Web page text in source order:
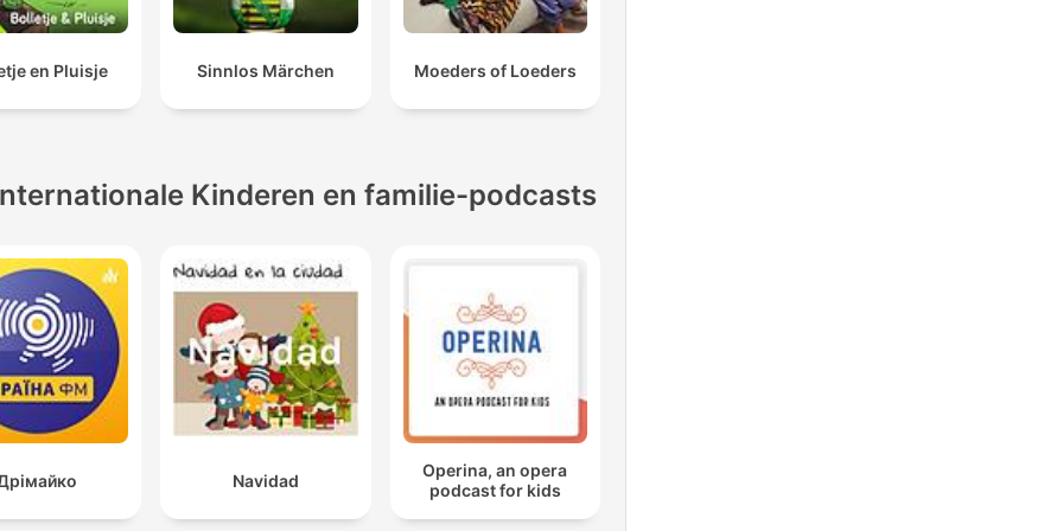
en Pluisje Sinnlos Märchen Moeders of Loeders
Kinderen en familie-podcasts
Navidad
Operina, an opera
podcast for kids